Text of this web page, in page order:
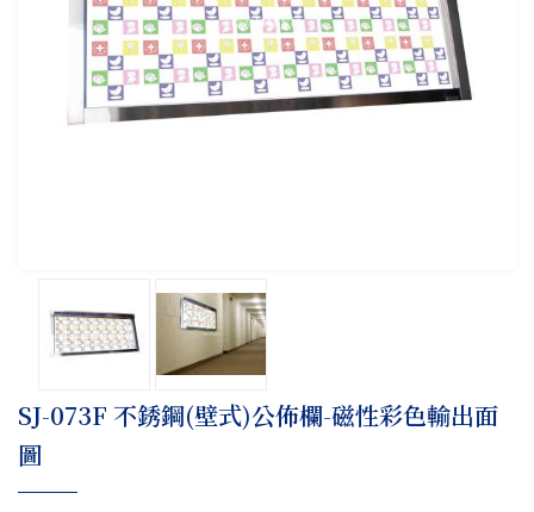
SJ-073F 不銹鋼(壁式)公佈欄-磁性彩色輸出面
圖